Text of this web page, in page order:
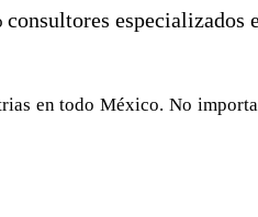
consultores especializados
en todo México. No